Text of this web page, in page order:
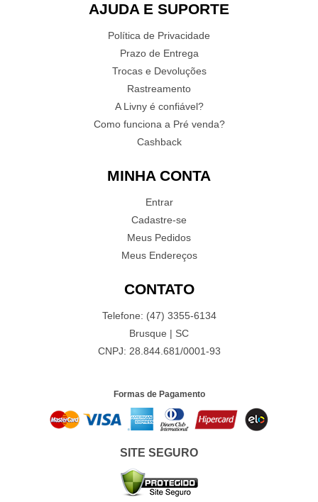
AJUDA E SUPORTE
Política de Privacidade
Prazo de Entrega
Trocas e Devoluções
Rastreamento
A Livny é confiável?
Como funciona a Pré venda?
Cashback
MINHA CONTA
Entrar
Cadastre-se
Meus Pedidos
Meus Endereços
CONTATO
Telefone: (47) 3355-6134
Brusque | SC
CNPJ: 28.844.681/0001-93
Formas de Pagamento
SITE SEGURO